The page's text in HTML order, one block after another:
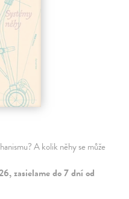
A kolik něhy se může
zasielame do 7 dní od